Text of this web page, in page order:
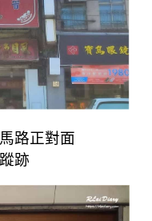
路正對面
跡